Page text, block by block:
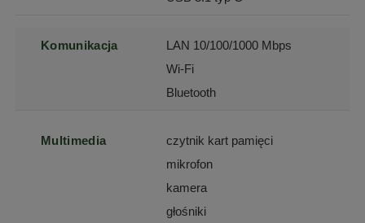
Komunikacja
LAN 10/100/1000 Mbps
Wi-Fi
Bluetooth
Multimedia
czytnik kart pamięci
mikrofon
kamera
głośniki